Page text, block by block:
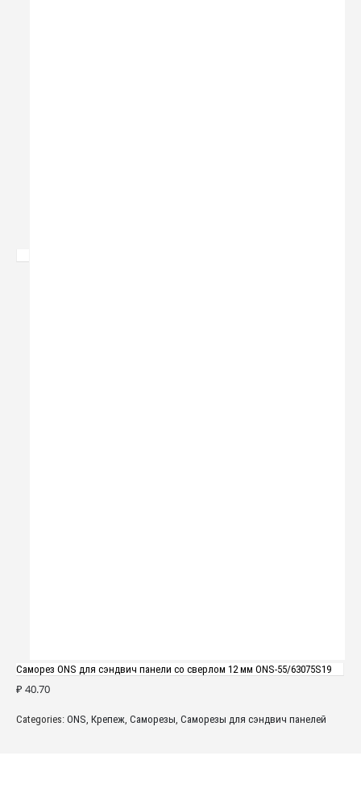
Саморез ONS для сэндвич панели со сверлом 12 мм ONS-55/63075S19
₽ 40.70
Categories: ONS Крепеж Саморезы Саморезы для сэндвич панелей